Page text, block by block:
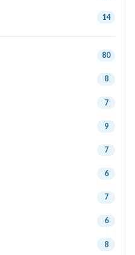
14
80
8
7
9
7
6
7
6
8